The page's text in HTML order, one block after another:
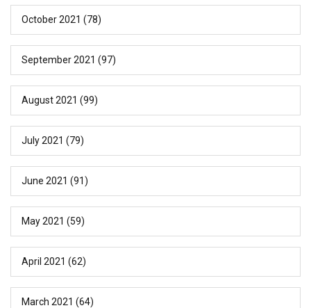
October 2021 (78)
September 2021 (97)
August 2021 (99)
July 2021 (79)
June 2021 (91)
May 2021 (59)
April 2021 (62)
March 2021 (64)